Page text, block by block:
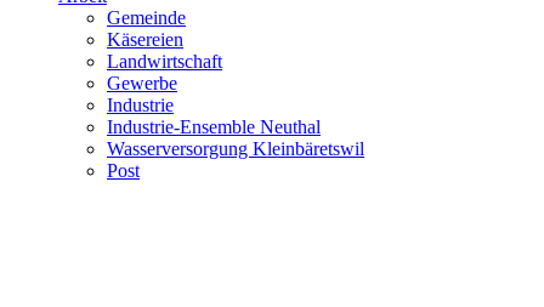
Gemeinde
Käsereien
Landwirtschaft
Gewerbe
Industrie
Industrie-Ensemble Neuthal
Wasserversorgung Kleinbäretswil
Post